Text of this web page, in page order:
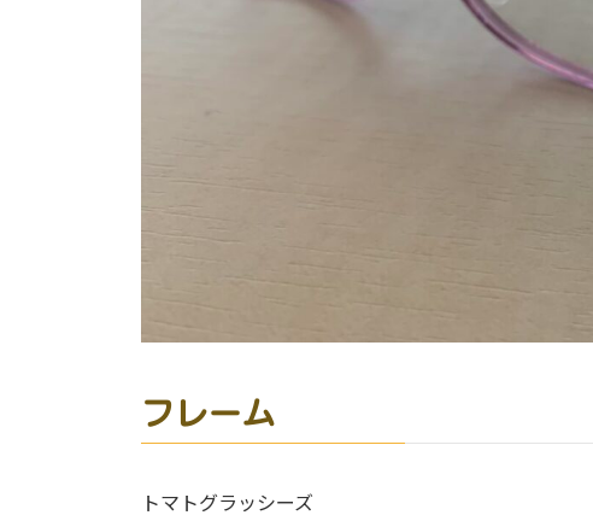
フレーム
トマトグラッシーズ